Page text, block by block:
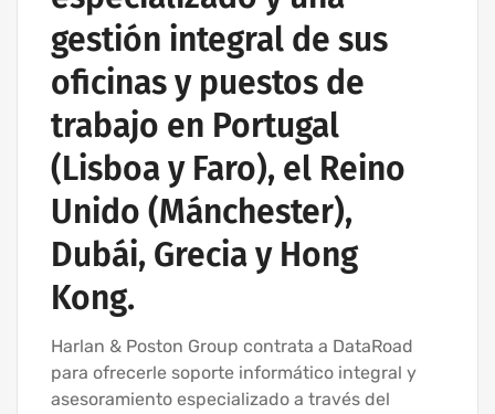
gestión integral de sus
oficinas y puestos de
trabajo en Portugal
(Lisboa y Faro), el Reino
Unido (Mánchester),
Dubái, Grecia y Hong
Kong.
Harlan & Poston Group contrata a DataRoad
para ofrecerle soporte informático integral y
asesoramiento especializado a través del